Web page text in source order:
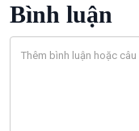
Xã hội chuyển động
Bước chân đến trường
Bình luận